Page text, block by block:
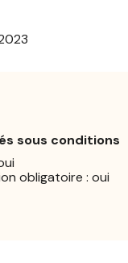
sous conditions
obligatoire : oui